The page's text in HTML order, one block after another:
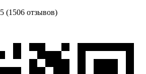
5 (1506 отзывов)